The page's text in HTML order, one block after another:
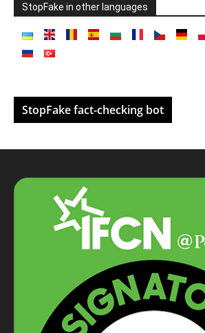
StopFake in other languages
StopFake fact-checking bot